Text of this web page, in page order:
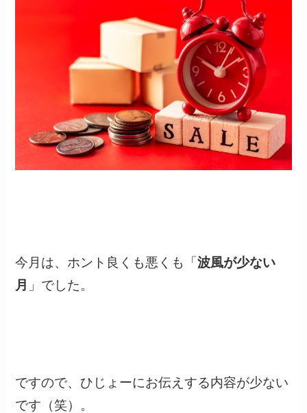
今月は、ホント良くも悪くも「波風が少ない
月 」でした。
ですので、ひじょーにお伝えする内容が少ない
です（笑）。